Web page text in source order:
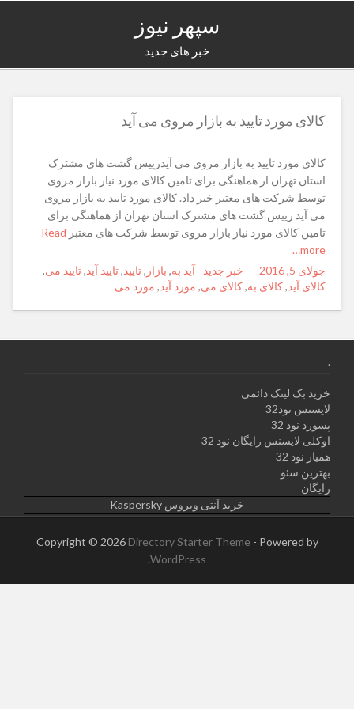
سپهر نیوز
خبر های جدید
کالای مورد تایید به بازار مروی می آید
کالای مورد تایید به بازار مروی می آیدرییس گشت های مشترک
استان تهران از هماهنگی برای تامین کالای مورد نیاز بازار مروی
توسط شرکت های معتبر خبر داد. کالای مورد تایید به بازار مروی
می آید رییس گشت های مشترک استان تهران از هماهنگی برای
تامین کالای مورد نیاز بازار مروی توسط شرکت های معتبر Read
more…
Posted
on
جولای 5, 2016 Author
Categories
خبر جدید Tags
آید به, بازار ,تایید,تایید آید,تایید می,
کالای آید,کالای به,کالای می, مورد آید, مورد می
.
خرید بک لینک دائمی
لایسنس نود32
پسورد نود 32
اوکلی لایسنس رایگان نود 32
همیار نود 32
بهترین سئو
رایگان
خرید آنتی ویروس Kaspersky
Copyright © 2026 Directory Starter Theme - Powered by
WordPress
.